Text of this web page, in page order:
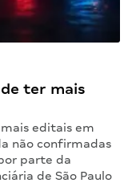
ter mais
mais editais em
não confirmadas
parte da
de São Paulo